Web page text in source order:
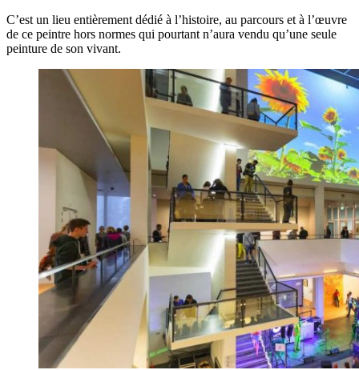
C’est un lieu entièrement dédié à l’histoire, au parcours et à l’œuvre
de ce peintre hors normes qui pourtant n’aura vendu qu’une seule
peinture de son vivant.